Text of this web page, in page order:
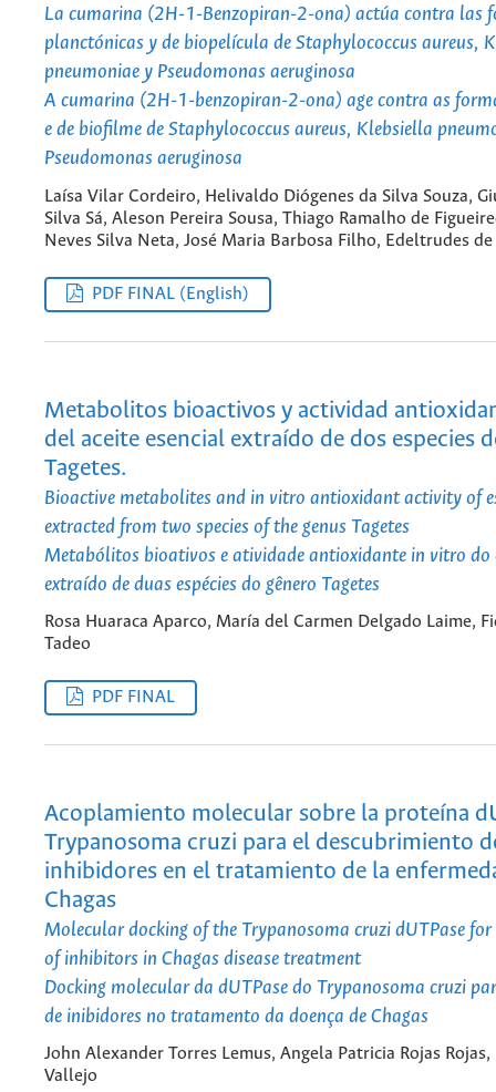
La cumarina (2H-1-Benzopiran-2-ona) actúa contra las
planctónicas y de biopelícula de Staphylococcus aureus,
pneumoniae y Pseudomonas aeruginosa
A cumarina (2H-1-benzopiran-2-ona) age contra as
e de biofilme de Staphylococcus aureus, Klebsiella
Pseudomonas aeruginosa
Laísa Vilar Cordeiro, Helivaldo Diógenes da Silva Souza,
Silva Sá, Aleson Pereira Sousa, Thiago Ramalho de
Neves Silva Neta, José Maria Barbosa Filho, Edeltrudes
PDF FINAL (English)
Metabolitos bioactivos y actividad
del aceite esencial extraído de dos especies
Tagetes.
Bioactive metabolites and in vitro antioxidant activity of
extracted from two species of the genus Tagetes
Metabólitos bioativos e atividade antioxidante in vitro do
extraído de duas espécies do gênero Tagetes
Rosa Huaraca Aparco, María del Carmen Delgado Laime,
Tadeo
PDF FINAL
Acoplamiento molecular sobre la proteína
Trypanosoma cruzi para el descubrimiento
inhibidores en el tratamiento de la
Chagas
Molecular docking of the Trypanosoma cruzi dUTPase
of inhibitors in Chagas disease treatment
Docking molecular da dUTPase do Trypanosoma cruzi
de inibidores no tratamento da doença de Chagas
John Alexander Torres Lemus, Angela Patricia Rojas Rojas,
Vallejo